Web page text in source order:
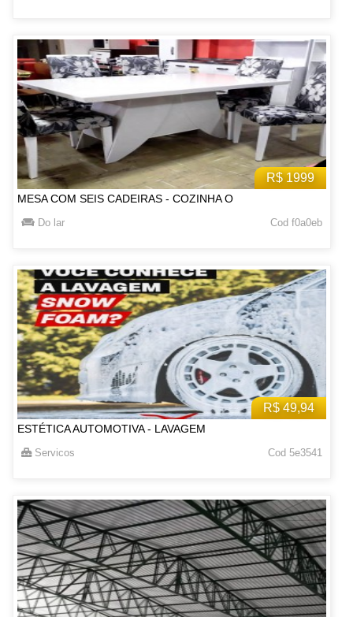
R$ 1999
MESA COM SEIS CADEIRAS - COZINHA O
Do lar Cod f0a0eb
R$ 49,94
ESTÉTICA AUTOMOTIVA - LAVAGEM
Servicos Cod 5e3541